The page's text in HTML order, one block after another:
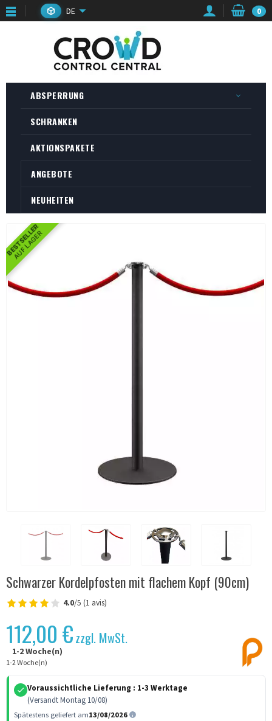
DE 0
ABSPERRUNG
SCHRANKEN
AKTIONSPAKETE
ANGEBOTE
NEUHEITEN
BESTSELLER
AUF LAGER
Schwarzer Kordelpfosten mit flachem Kopf (90cm)
4.0/5 (1 avis)
112,00 €zzgl. MwSt.
1-2 Woche(n)
1-2 Woche(n)
Voraussichtliche Lieferung : 1-3 Werktage
(Versandt Montag 10/08)
Spätestens geliefert am13/08/2026